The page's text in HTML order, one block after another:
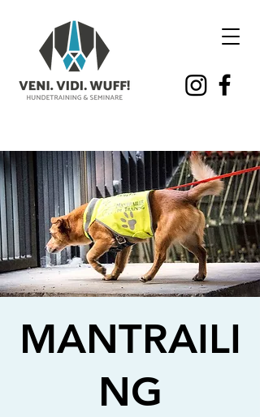
MANTRAILI
NG